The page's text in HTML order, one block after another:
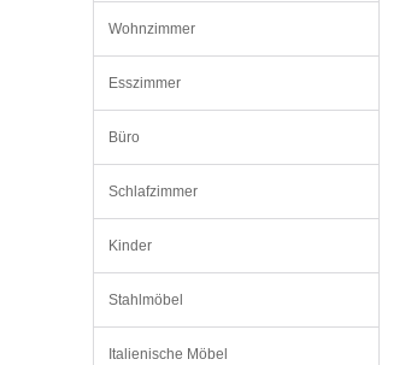
Wohnzimmer
Esszimmer
Büro
Schlafzimmer
Kinder
Stahlmöbel
Italienische Möbel